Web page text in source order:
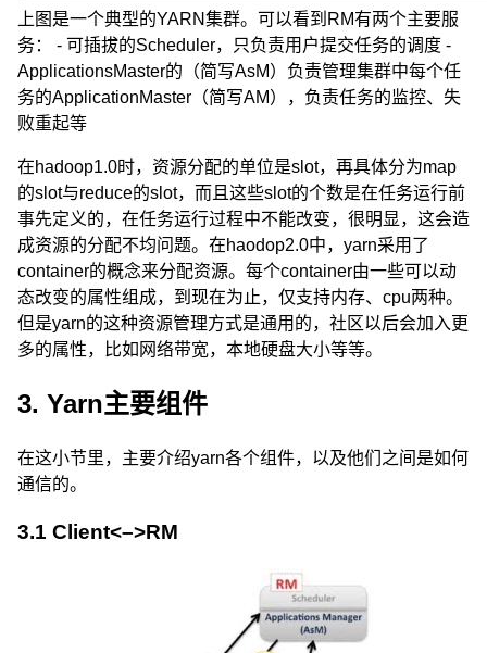
上图是一个典型的YARN集群。可以看到RM有两个主要服
务： - 可插拔的Scheduler，只负责用户提交任务的调度 -
ApplicationsMaster的（简写AsM）负责管理集群中每个任
务的ApplicationMaster（简写AM），负责任务的监控、失
败重起等
在hadoop1.0时，资源分配的单位是slot，再具体分为map
的slot与reduce的slot，而且这些slot的个数是在任务运行前
事先定义的，在任务运行过程中不能改变，很明显，这会造
成资源的分配不均问题。在haodop2.0中，yarn采用了
container的概念来分配资源。每个container由一些可以动
态改变的属性组成，到现在为止，仅支持内存、cpu两种。
但是yarn的这种资源管理方式是通用的，社区以后会加入更
多的属性，比如网络带宽，本地硬盘大小等等。
3. Yarn主要组件
在这小节里，主要介绍yarn各个组件，以及他们之间是如何
通信的。
3.1 Client<–>RM